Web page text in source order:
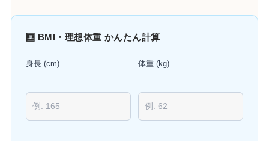
🧮 BMI・理想体重 かんたん計算
身長 (cm) 体重 (kg)